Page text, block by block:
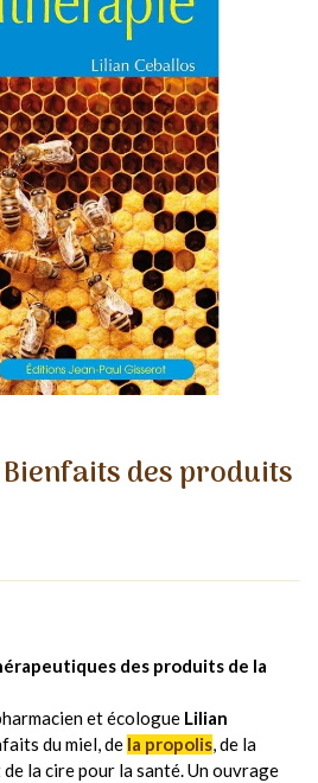
des produits
des produits de la
et écologue Lilian
du miel, de la propolis, de la
la cire pour la santé. Un ouvrage